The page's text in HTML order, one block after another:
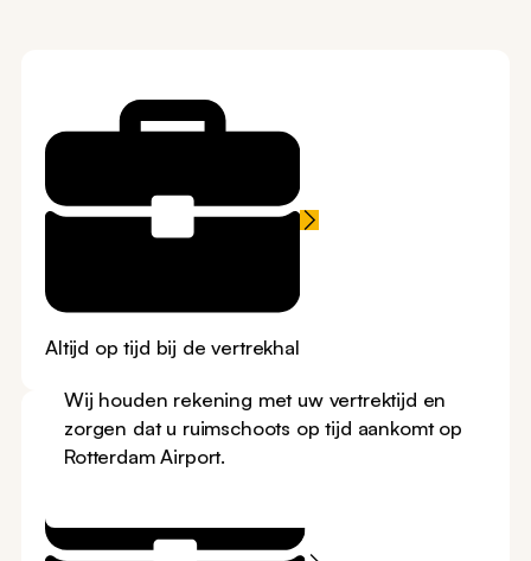
Altijd op tijd bij de vertrekhal
Wij houden rekening met uw vertrektijd en
zorgen dat u ruimschoots op tijd aankomt op
Rotterdam Airport.